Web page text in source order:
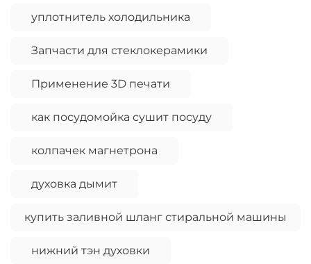
уплотнитель холодильника
Запчасти для стеклокерамики
Применение 3D печати
как посудомойка сушит посуду
колпачек магнетрона
духовка дымит
купить заливной шланг стиральной машины
нижний тэн духовки